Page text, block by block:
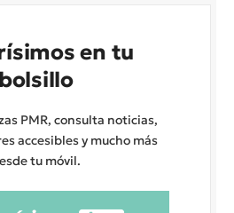
en tu
bolsillo
PMR, consulta noticias,
accesibles y mucho más
tu móvil.